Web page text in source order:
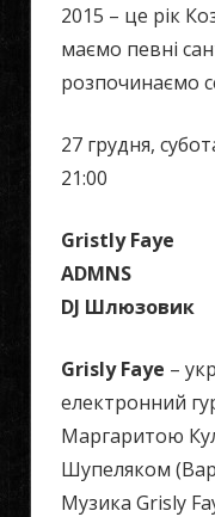
2015 – це рік
маємо певні
розпочинаємо
27 грудня,
21:00
Gristly Faye
ADMNS
DJ Шлюзовик
Grisly Faye –
електронний
Маргаритою
Шупеляком
Музика Grisly